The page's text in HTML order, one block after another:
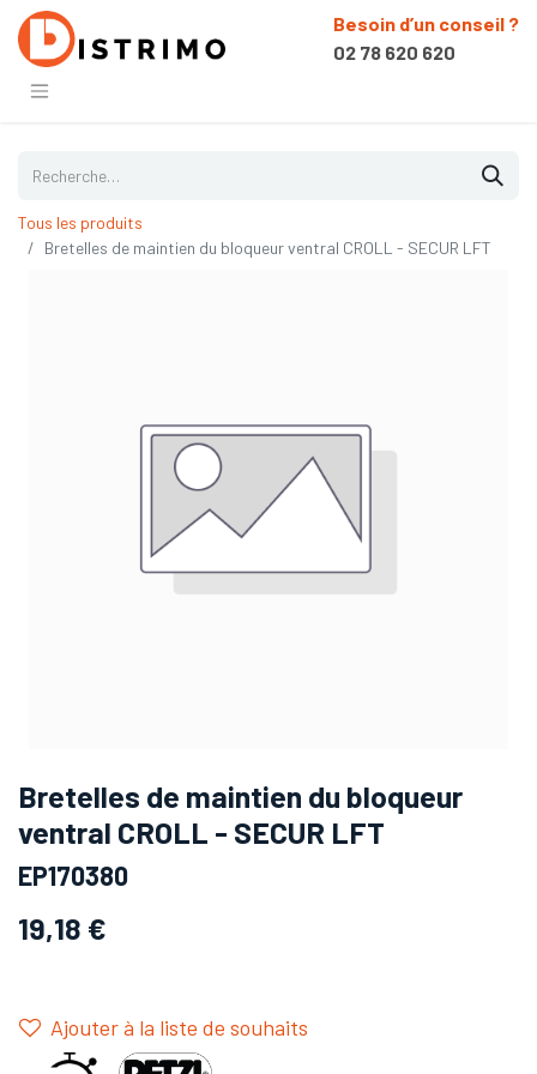
Besoin d’un conseil ?
02 78 620 620
Tous les produits
Bretelles de maintien du bloqueur ventral CROLL - SECUR LFT
Bretelles de maintien du bloqueur
ventral CROLL - SECUR LFT
EP170380
19,18 €
Ajouter à la liste de souhaits